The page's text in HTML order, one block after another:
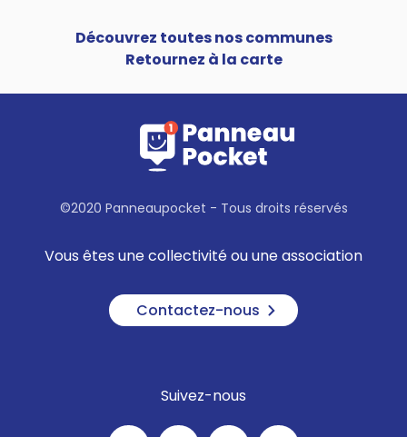
Découvrez toutes nos communes
Retournez à la carte
©2020 Panneaupocket - Tous droits réservés
Vous êtes une collectivité ou une association
Contactez-nous
Suivez-nous